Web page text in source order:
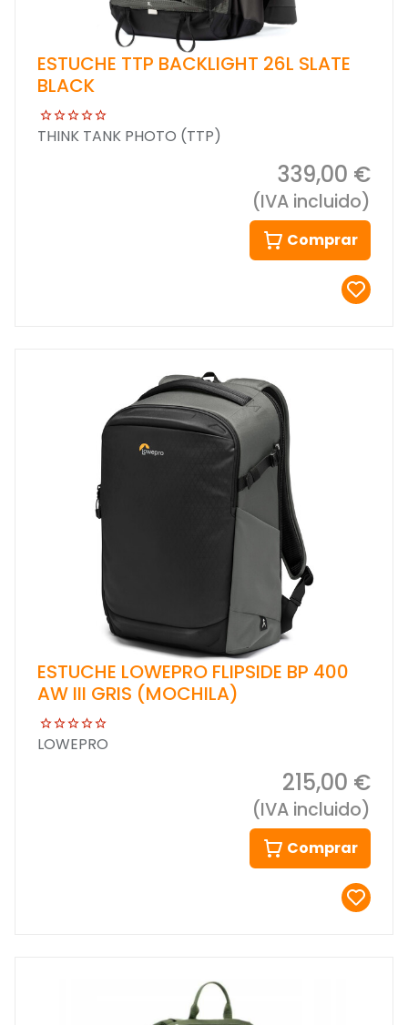
ESTUCHE TTP BACKLIGHT 26L SLATE
BLACK
THINK TANK PHOTO (TTP)
339,00 €
(IVA incluido)
Comprar
ESTUCHE LOWEPRO FLIPSIDE BP 400
AW III GRIS (MOCHILA)
LOWEPRO
215,00 €
(IVA incluido)
Comprar